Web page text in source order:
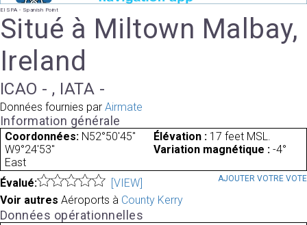
EISPA - Spanish Point
Situé à Miltown Malbay,
Ireland
ICAO - , IATA -
Données fournies par Airmate
Information générale
Coordonnées: N52°50'45"
W9°24'53"
Élévation : 17 feet MSL.
Variation magnétique : -4°
East
Évalué:
[VIEW] AJOUTER VOTRE VOTE
Voir autres Aéroports à County Kerry
Données opérationnelles